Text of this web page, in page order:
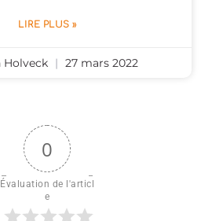
LIRE PLUS »
Holveck 27 mars 2022
0
Évaluation de l'articl
e